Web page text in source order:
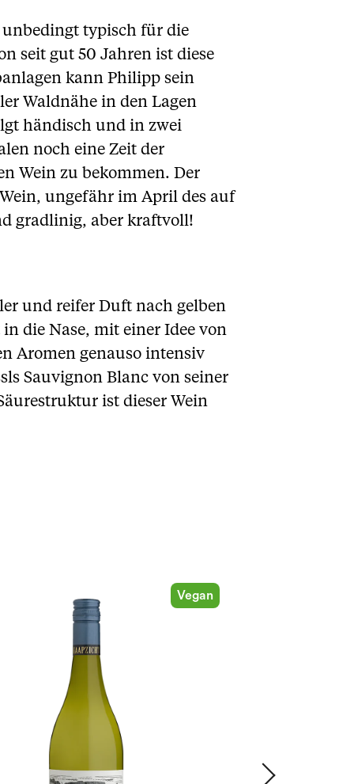
unbedingt typisch für die
seit gut 50 Jahren ist diese
kann Philipp sein
Waldnähe in den Lagen
händisch und in zwei
noch eine Zeit der
Wein zu bekommen. Der
ungefähr im April des auf
gradlinig, aber kraftvoll!
und reifer Duft nach gelben
die Nase, mit einer Idee von
Aromen genauso intensiv
Sauvignon Blanc von seiner
ist dieser Wein
Vegan